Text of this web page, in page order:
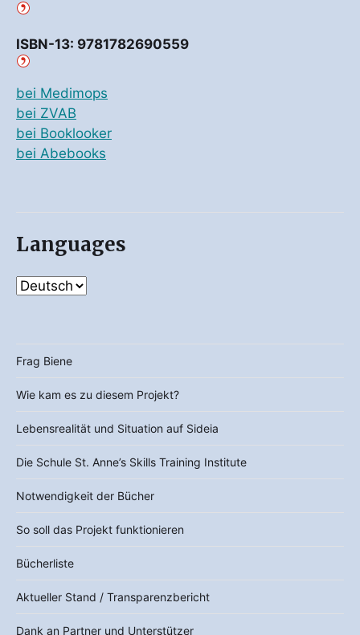
ISBN-13: 9781782690559
bei Medimops
bei ZVAB
bei Booklooker
bei Abebooks
Languages
Frag Biene
Wie kam es zu diesem Projekt?
Lebensrealität und Situation auf Sideia
Die Schule St. Anne’s Skills Training Institute
Notwendigkeit der Bücher
So soll das Projekt funktionieren
Bücherliste
Aktueller Stand / Transparenzbericht
Dank an Partner und Unterstützer